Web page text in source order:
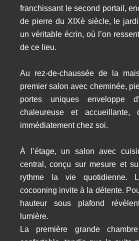
franchissant le second portail,
de pierre du XIXè siècle, le
un véritable écrin, où l’on
de ce lieu.
Au rez-de-chaussée de la
premier salon avec cheminée,
portes uniques enveloppe
chaleureuse et
immédiatement chez soi.
À l’étage, un salon avec
central, conçu sur mesure et
rythme la vie quotidienne.
cocooning invite à la détente.
hauteur sous plafond
lumière.
La première grande